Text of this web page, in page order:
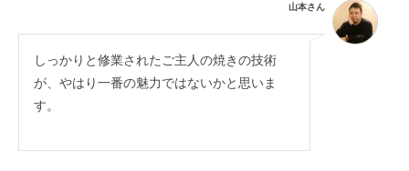
山本さん
しっかりと修業されたご主人の焼きの技術
が、やはり一番の魅力ではないかと思いま
す。